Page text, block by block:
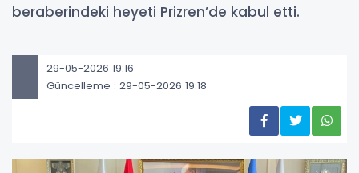
beraberindeki heyeti Prizren’de kabul etti.
29-05-2026 19:16
Güncelleme : 29-05-2026 19:18